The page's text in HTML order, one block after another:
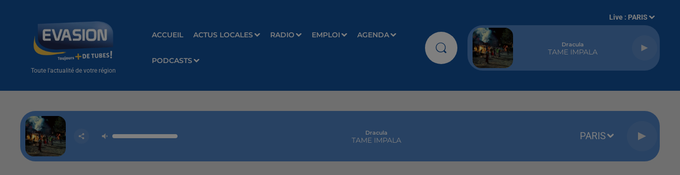
Toute l'actualité de votre région
ACCUEIL ACTUS LOCALES RADIO EMPLOI AGENDA
PODCASTS
Live : PARIS
Dracula
TAME IMPALA
Dracula
TAME IMPALA PARIS